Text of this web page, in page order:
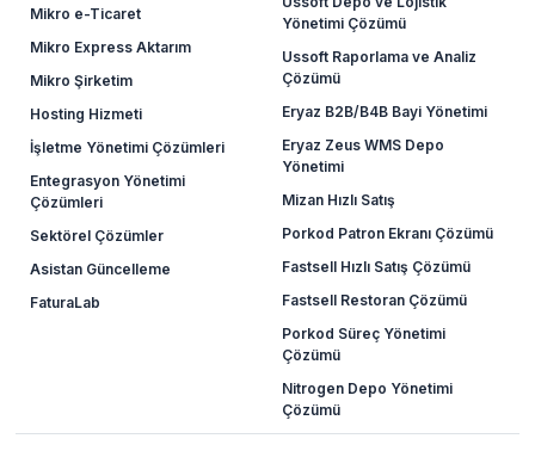
Mikro e-Ticaret
Mikro Express Aktarım
Mikro Şirketim
Hosting Hizmeti
İşletme Yönetimi Çözümleri
Entegrasyon Yönetimi
Çözümleri
Sektörel Çözümler
Asistan Güncelleme
FaturaLab
Yönetimi Çözümü
Ussoft Raporlama ve Analiz
Çözümü
Eryaz B2B/B4B Bayi Yönetimi
Eryaz Zeus WMS Depo
Yönetimi
Mizan Hızlı Satış
Porkod Patron Ekranı Çözümü
Fastsell Hızlı Satış Çözümü
Fastsell Restoran Çözümü
Porkod Süreç Yönetimi
Çözümü
Nitrogen Depo Yönetimi
Çözümü